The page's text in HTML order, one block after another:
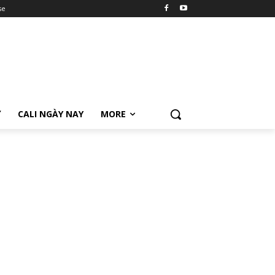
CALI NGÀY NAY MORE